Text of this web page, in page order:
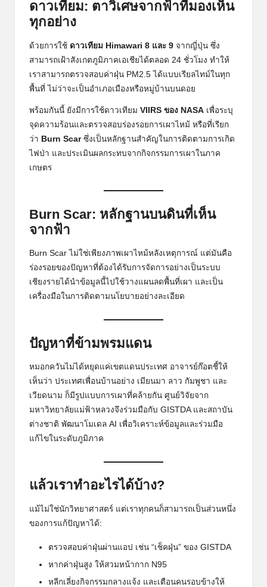
ดาวเทียม: ตาวิเศษจากฟ้าที่มองเห็น
ทุกอย่าง
ด้วยการใช้ ดาวเทียม Himawari 8 และ 9 จากญี่ปุ่น ซึ่ง
สามารถเฝ้าสังเกตภูมิภาคเอเชียได้ตลอด 24 ชั่วโมง ทำให้
เราสามารถตรวจสอบค่าฝุ่น PM2.5 ได้แบบเรียลไทม์ในทุก
พื้นที่ ไม่ว่าจะเป็นอำเภอเมืองหรือหมู่บ้านบนดอย
พร้อมกันนี้ ยังมีการใช้ดาวเทียม VIIRS ของ NASA เพื่อระบุ
จุดความร้อนและตรวจสอบร่องรอยการเผาไหม้ หรือที่เรียก
ว่า Burn Scarซึ่งเป็นหลักฐานสำคัญในการติดตามการเกิด
ไฟป่า และประเมินผลกระทบจากกิจกรรมการเผาในภาค
เกษตร
Burn Scar: หลักฐานบนดินที่เห็น
จากฟ้า
Burn Scar ไม่ใช่เพียงภาพเผาไหม้หลังเหตุการณ์ แต่มันคือ
ร่องรอยของปัญหาที่ต้องได้รับการจัดการอย่างเป็นระบบ
เชียงรายได้นำข้อมูลนี้ไปใช้วางแผนลดพื้นที่เผา และเป็น
เครื่องมือในการติดตามนโยบายอย่างละเอียด
ปัญหาที่ข้ามพรมแดน
หมอกควันไม่ได้หยุดแค่เขตแดนประเทศ อาจารย์ก๊อตชี้ให้
เห็นว่า ประเทศเพื่อนบ้านอย่าง เมียนมา ลาว กัมพูชา และ
เวียดนาม ก็มีรูปแบบการเผาที่คล้ายกัน ศูนย์วิจัยจาก
มหาวิทยาลัยแม่ฟ้าหลวงจึงร่วมมือกับ GISTDA และสถาบัน
ต่างชาติ พัฒนาโมเดล AI เพื่อวิเคราะห์ข้อมูลและร่วมมือ
แก้ไขในระดับภูมิภาค
แล้วเราทำอะไรได้บ้าง?
แม้ไม่ใช่นักวิทยาศาสตร์ แต่เราทุกคนก็สามารถเป็นส่วนหนึ่ง
ของการแก้ปัญหาได้:
ตรวจสอบค่าฝุ่นผ่านแอป เช่น “เช็คฝุ่น” ของ GISTDA
หากค่าฝุ่นสูง ให้สวมหน้ากาก N95
หลีกเลี่ยงกิจกรรมกลางแจ้ง และเตือนคนรอบข้างให้